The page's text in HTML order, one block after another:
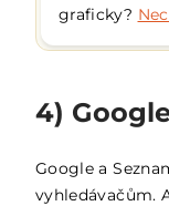
graficky?
4)
Google a
vyhledávačům.